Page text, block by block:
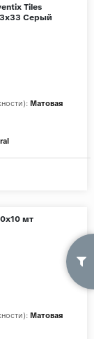
Tiles
Серый
Матовая
мт
Матовая